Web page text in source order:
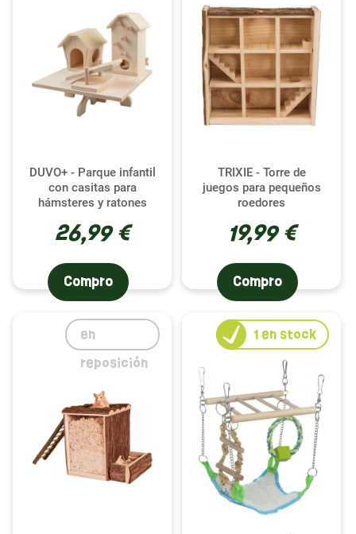
DUVO+ - Parque infantil
con casitas para
hámsteres y ratones
26,99 €
Compro
TRIXIE - Torre de
juegos para pequeños
roedores
19,99 €
Compro
en
reposición
1en stock